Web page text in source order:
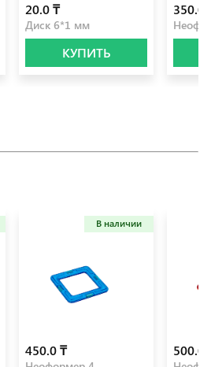
20.0 ₸
Диск 6*1 мм
КУПИТЬ
350.0
В наличии
450.0 ₸ 500.0